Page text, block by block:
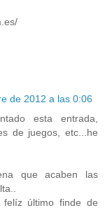
de 2012 a las 0:06
esta entrada,
de juegos, etc...he
que acaben las
último finde de